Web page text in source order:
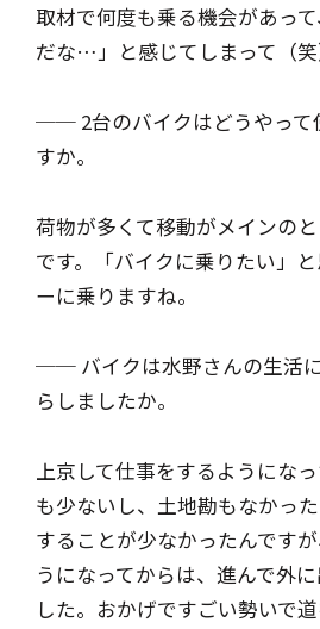
取材で何度も乗る機会があっ
だな…」と感じてしまって（笑
── 2台のバイクはどうやって
すか。
荷物が多くて移動がメインの
です。「バイクに乗りたい」
ーに乗りますね。
── バイクは水野さんの生活
らしましたか。
上京して仕事をするようにな
も少ないし、土地勘もなかっ
することが少なかったんです
うになってからは、進んで外
した。おかげですごい勢いで